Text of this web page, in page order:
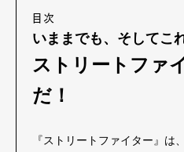
目次
いままでも、そしてこ
ストリートファ
だ！
『ストリートファイター』は